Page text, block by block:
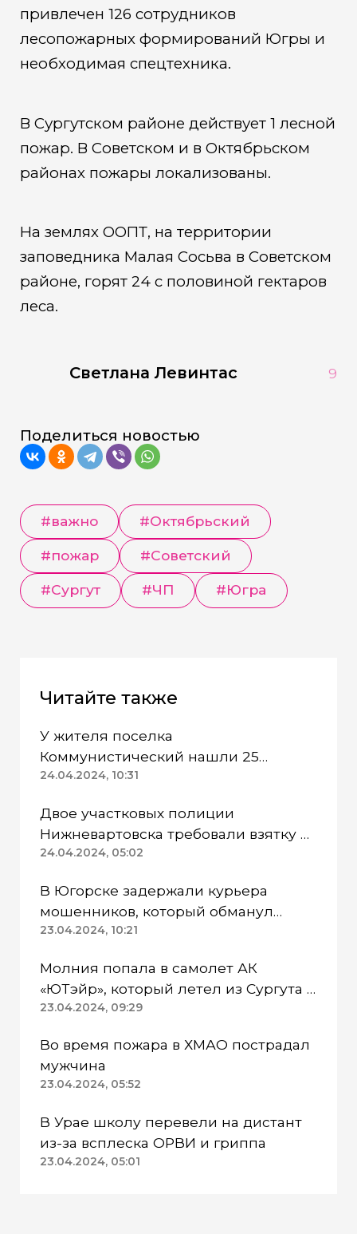
привлечен 126 сотрудников
лесопожарных формирований Югры и
необходимая спецтехника.
В Сургутском районе действует 1 лесной
пожар. В Советском и в Октябрьском
районах пожары локализованы.
На землях ООПТ, на территории
заповедника Малая Сосьва в Советском
районе, горят 24 с половиной гектаров
леса.
Светлана Левинтас 9
Поделиться новостью
#важно #Октябрьский
#пожар #Советский
#Сургут #ЧП #Югра
Читайте также
У жителя поселка
Коммунистический нашли 25
патронов без спецразрешения
24.04.2024, 10:31
Двое участковых полиции
Нижневартовска требовали взятку и
попались
24.04.2024, 05:02
В Югорске задержали курьера
мошенников, который обманул
пенсионерку
23.04.2024, 10:21
Молния попала в самолет АК
«ЮТэйр», который летел из Сургута в
Омск
23.04.2024, 09:29
Во время пожара в ХМАО пострадал
мужчина
23.04.2024, 05:52
В Урае школу перевели на дистант
из-за всплеска ОРВИ и гриппа
23.04.2024, 05:01